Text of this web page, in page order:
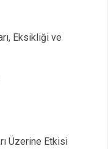
Eksikliği ve
Üzerine Etkisi